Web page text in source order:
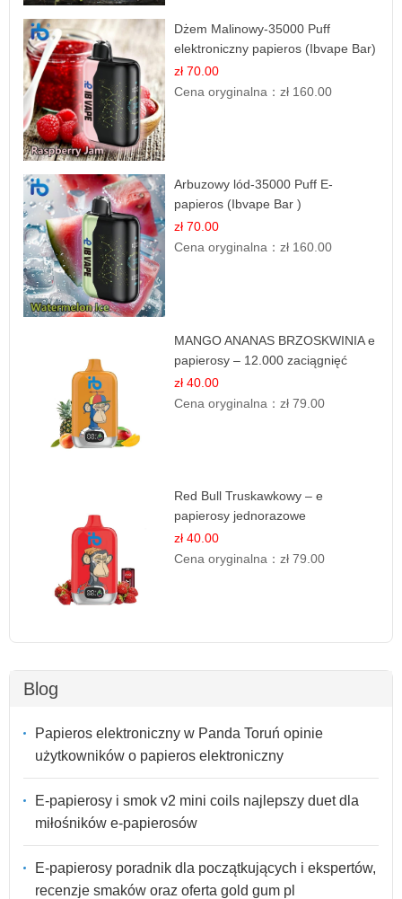
Dżem Malinowy-35000 Puff
elektroniczny papieros (Ibvape Bar)
zł 70.00
Cena oryginalna：zł 160.00
Arbuzowy lód-35000 Puff E-
papieros (Ibvape Bar )
zł 70.00
Cena oryginalna：zł 160.00
MANGO ANANAS BRZOSKWINIA e
papierosy – 12.000 zaciągnięć
zł 40.00
Cena oryginalna：zł 79.00
Red Bull Truskawkowy – e
papierosy jednorazowe
zł 40.00
Cena oryginalna：zł 79.00
Blog
Papieros elektroniczny w Panda Toruń opinie
użytkowników o papieros elektroniczny
E-papierosy i smok v2 mini coils najlepszy duet dla
miłośników e-papierosów
E-papierosy poradnik dla początkujących i ekspertów,
recenzje smaków oraz oferta gold gum pl